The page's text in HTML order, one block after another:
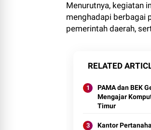
Menurutnya, kegiatan
menghadapi berbagai
pemerintah daerah,
RELATED
PAMA dan BEK
Mengajar
Timur
Kantor